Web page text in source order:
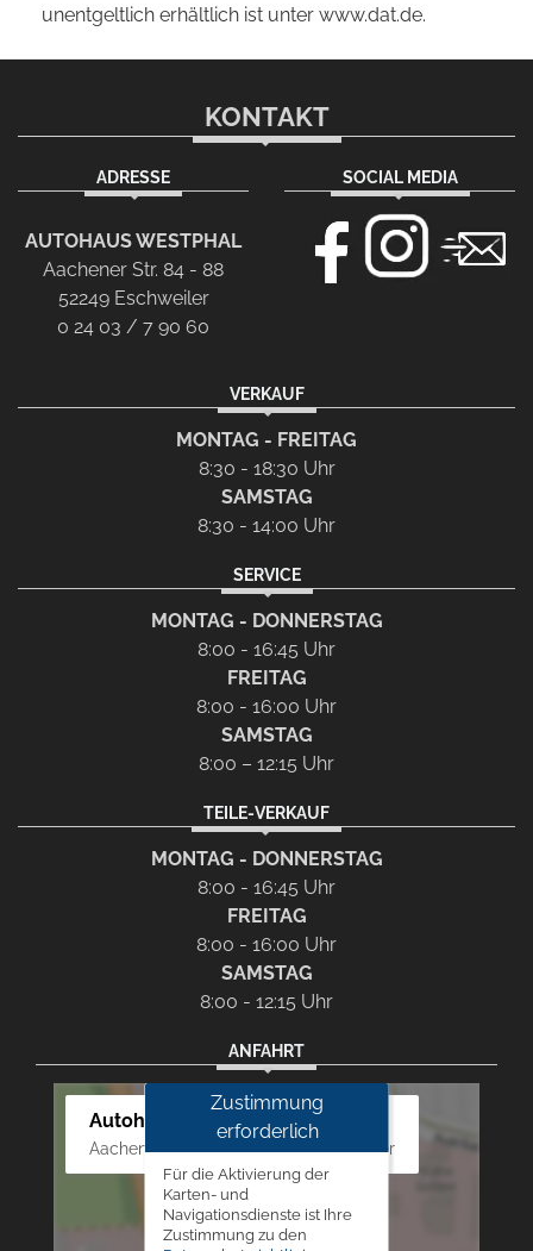
unentgeltlich erhältlich ist unter www.dat.de.
KONTAKT
ADRESSE
AUTOHAUS WESTPHAL
Aachener Str. 84 - 88
52249 Eschweiler
0 24 03 / 7 90 60
SOCIAL MEDIA
VERKAUF
MONTAG - FREITAG
8:30 - 18:30 Uhr
SAMSTAG
8:30 - 14:00 Uhr
SERVICE
MONTAG - DONNERSTAG
8:00 - 16:45 Uhr
FREITAG
8:00 - 16:00 Uhr
SAMSTAG
8:00 – 12:15 Uhr
TEILE-VERKAUF
MONTAG - DONNERSTAG
8:00 - 16:45 Uhr
FREITAG
8:00 - 16:00 Uhr
SAMSTAG
8:00 - 12:15 Uhr
ANFAHRT
Autohaus Westphal
Aachener Str. 84 - 88, 52249 Eschweiler
Zustimmung
erforderlich
Für die Aktivierung der
Karten- und
Navigationsdienste ist Ihre
Zustimmung zu den